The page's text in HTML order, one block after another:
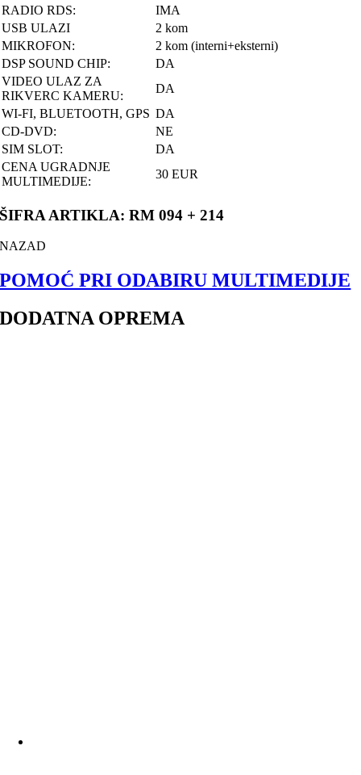
RADIO RDS:
IMA
USB ULAZI
2 kom
MIKROFON:
2 kom (interni+eksterni)
DSP SOUND CHIP:
DA
VIDEO ULAZ ZA
RIKVERC KAMERU:
DA
WI-FI, BLUETOOTH, GPS DA
CD-DVD:
NE
SIM SLOT:
DA
CENA UGRADNJE
MULTIMEDIJE:
30 EUR
ŠIFRA ARTIKLA: RM 094 + 214
NAZAD
POMOĆ PRI ODABIRU MULTIMEDIJE
DODATNA OPREMA